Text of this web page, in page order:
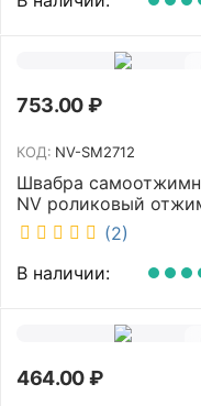
753.00₽
КОД: NV-SM2712
Швабра
NV роликовый
насадка PVA 27 см
телескопическая
рукоятка 70-125 см
SM2712
(2)
В наличии:
464.00₽